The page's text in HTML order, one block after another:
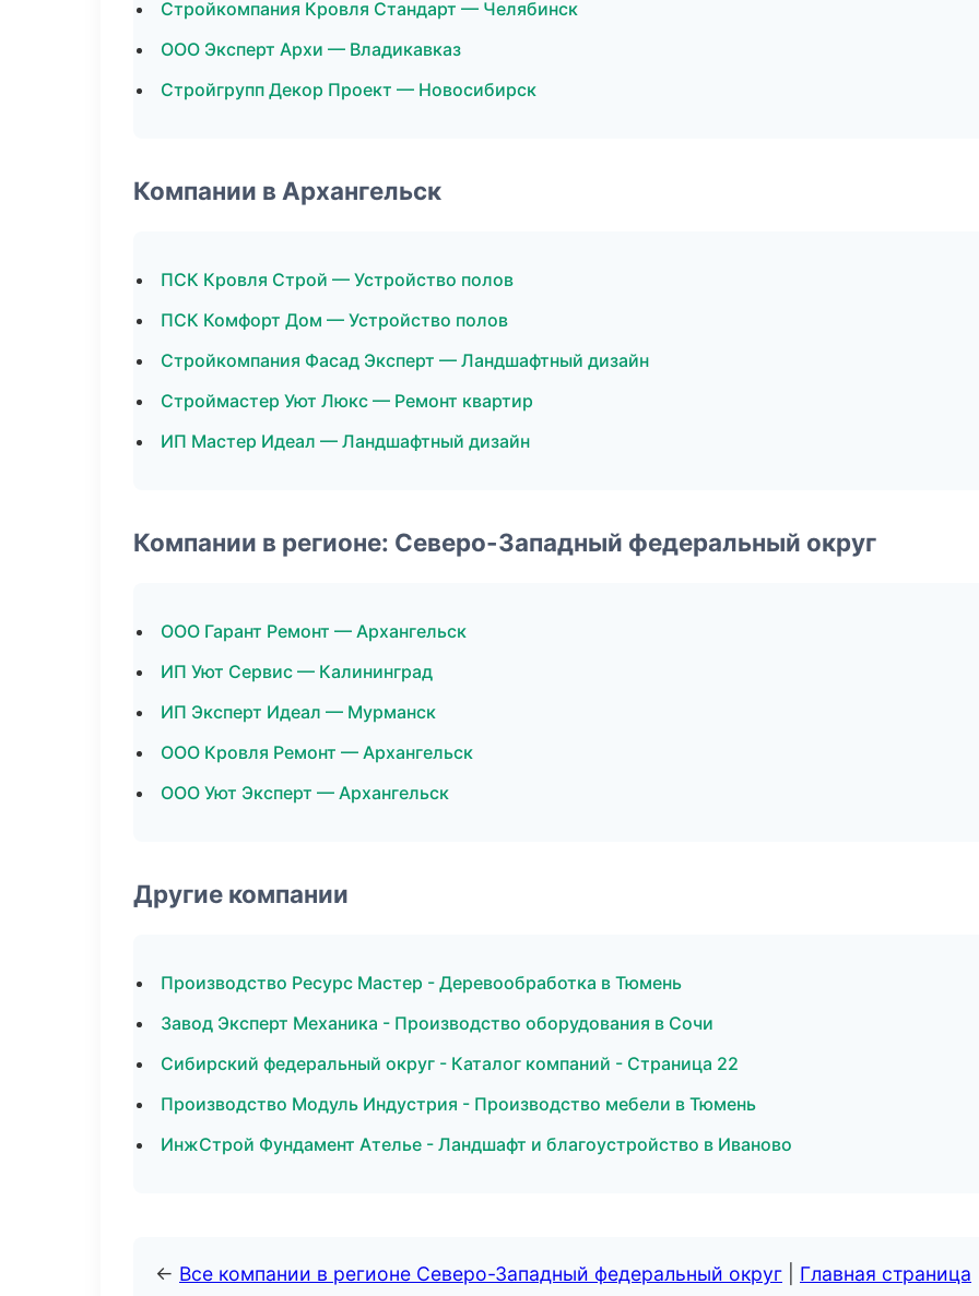
Стройкомпания Кровля Стандарт — Челябинск
ООО Эксперт Архи — Владикавказ
Стройгрупп Декор Проект — Новосибирск
Компании в Архангельск
ПСК Кровля Строй — Устройство полов
ПСК Комфорт Дом — Устройство полов
Стройкомпания Фасад Эксперт — Ландшафтный дизайн
Строймастер Уют Люкс — Ремонт квартир
ИП Мастер Идеал — Ландшафтный дизайн
Компании в регионе: Северо-Западный федеральный округ
ООО Гарант Ремонт — Архангельск
ИП Уют Сервис — Калининград
ИП Эксперт Идеал — Мурманск
ООО Кровля Ремонт — Архангельск
ООО Уют Эксперт — Архангельск
Другие компании
Производство Ресурс Мастер - Деревообработка в Тюмень
Завод Эксперт Механика - Производство оборудования в Сочи
Сибирский федеральный округ - Каталог компаний - Страница 22
Производство Модуль Индустрия - Производство мебели в Тюмень
ИнжСтрой Фундамент Ателье - Ландшафт и благоустройство в Иваново
← Все компании в регионе Северо-Западный федеральный округ Главная страница